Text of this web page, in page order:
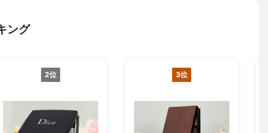
ング
2位 3位